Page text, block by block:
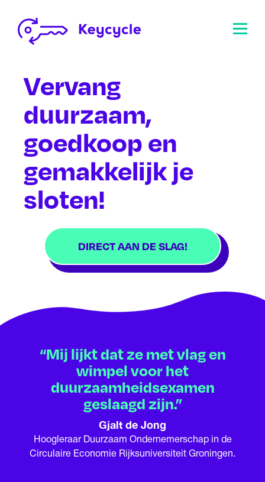
Vervang
duurzaam,
goedkoop en
gemakkelijk je
sloten!
DIRECT AAN DE SLAG!
“Mij lijkt dat ze met vlag en
wimpel voor het
duurzaamheidsexamen
geslaagd zijn.”
Gjalt de Jong
Hoogleraar Duurzaam Ondernemerschap in de
Circulaire Economie Rijksuniversiteit Groningen.